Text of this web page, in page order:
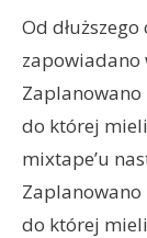
Od
zapowiadano
Zaplanowano
do której
mixtape’u
Zaplanowano
do której